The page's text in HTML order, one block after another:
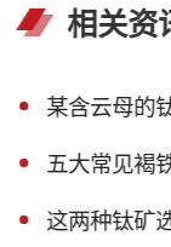
相关资
某含云母的
五大常见褐
这两种钛矿